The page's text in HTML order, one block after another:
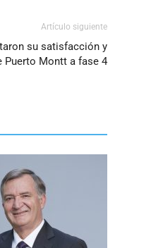
Artículo siguiente
su satisfacción y
Puerto Montt a fase 4